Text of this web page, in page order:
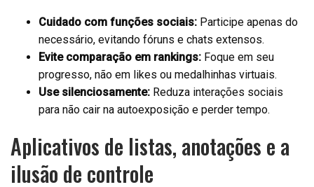
Cuidado com funções sociais: Participe apenas do
necessário, evitando fóruns e chats extensos.
Evite comparação em rankings: Foque em seu
progresso, não em likes ou medalhinhas virtuais.
Use silenciosamente: Reduza interações sociais
para não cair na autoexposição e perder tempo.
Aplicativos de listas, anotações e a
ilusão de controle